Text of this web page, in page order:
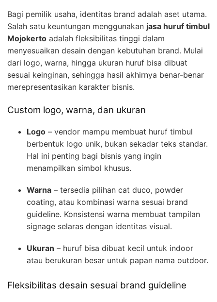
Bagi pemilik usaha, identitas brand adalah aset utama.
Salah satu keuntungan menggunakan jasa huruf timbul
Mojokerto adalah fleksibilitas tinggi dalam
menyesuaikan desain dengan kebutuhan brand. Mulai
dari logo, warna, hingga ukuran huruf bisa dibuat
sesuai keinginan, sehingga hasil akhirnya benar-benar
merepresentasikan karakter bisnis.
Custom logo, warna, dan ukuran
Logo – vendor mampu membuat huruf timbul
berbentuk logo unik, bukan sekadar teks standar.
Hal ini penting bagi bisnis yang ingin
menampilkan simbol khusus.
Warna – tersedia pilihan cat duco, powder
coating, atau kombinasi warna sesuai brand
guideline. Konsistensi warna membuat tampilan
signage selaras dengan identitas visual.
Ukuran – huruf bisa dibuat kecil untuk indoor
atau berukuran besar untuk papan nama outdoor.
Fleksibilitas desain sesuai brand guideline